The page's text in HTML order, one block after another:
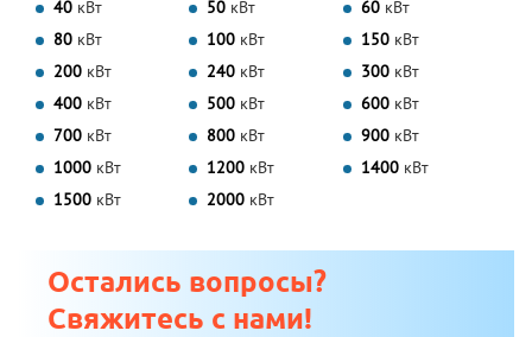
40 кВт 50 кВт 60 кВт
80 кВт 100 кВт 150 кВт
200 кВт 240 кВт 300 кВт
400 кВт 500 кВт 600 кВт
700 кВт 800 кВт 900 кВт
1000 кВт 1200 кВт 1400 кВт
1500 кВт 2000 кВт
Остались вопросы?
Свяжитесь с нами!